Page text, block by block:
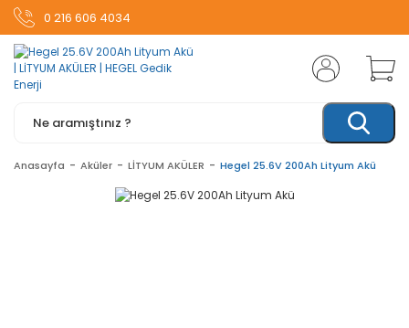
0 216 606 4034
Anasayfa Aküler LİTYUM AKÜLER Hegel 25.6V 200Ah Lityum Akü